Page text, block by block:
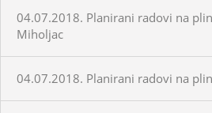
04.07.2018. Planirani radovi na
Miholjac
04.07.2018. Planirani radovi na